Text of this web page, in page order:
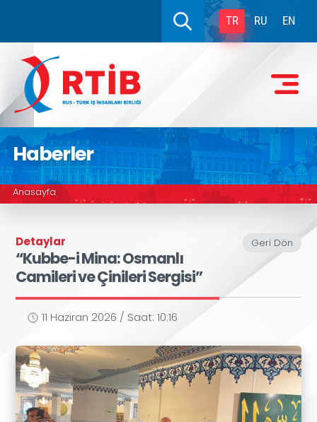
TR RU EN
Haberler
Anasayfa
Geri Dön
Detaylar
“Kubbe-i Mina: Osmanlı
Camileri ve Çinileri Sergisi”
11 Haziran 2026 / Saat: 10:16